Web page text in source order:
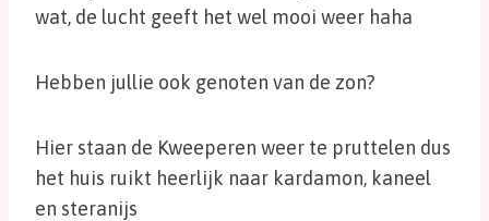
wat, de lucht geeft het wel mooi weer haha
Hebben jullie ook genoten van de zon?
Hier staan de Kweeperen weer te pruttelen dus
het huis ruikt heerlijk naar kardamon, kaneel
en steranijs